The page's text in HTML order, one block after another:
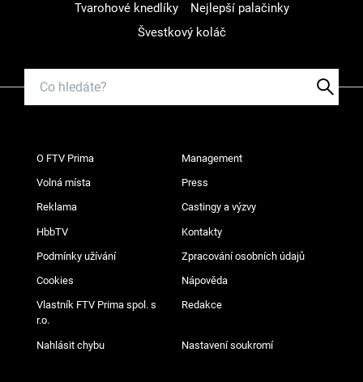
Tvarohové knedlíky
Nejlepší palačinky
Švestkový koláč
O FTV Prima Management
Volná místa Press
Reklama Castingy a výzvy
HbbTV Kontakty
Podmínky užívání Zpracování osobních údajů
Cookies Nápověda
Vlastník FTV Prima spol. s
r.o.
Redakce
Nahlásit chybu Nastavení soukromí